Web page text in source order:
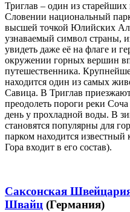
Триглав – один из
Словении национальный
высшей точкой Юлийских
узнаваемый символ страны,
увидеть даже её на флаге и
окружении горных вершин
путешественника.
находится один из самых
Савица. В Триглав
преодолеть пороги реки
день у прохладной воды. В
становятся популярны для
парком находится известный
Гора входит в его состав).
Саксонская
Швайц (Германия)